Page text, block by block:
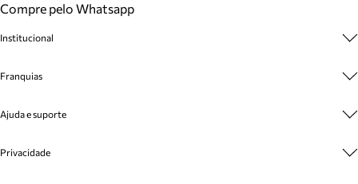
Compre pelo Whatsapp
Institucional
Cashback
Venda Corporativa
Mapa do Site
Franquias
Plano de Negócio
Ajuda e suporte
Cadastro
Privacidade